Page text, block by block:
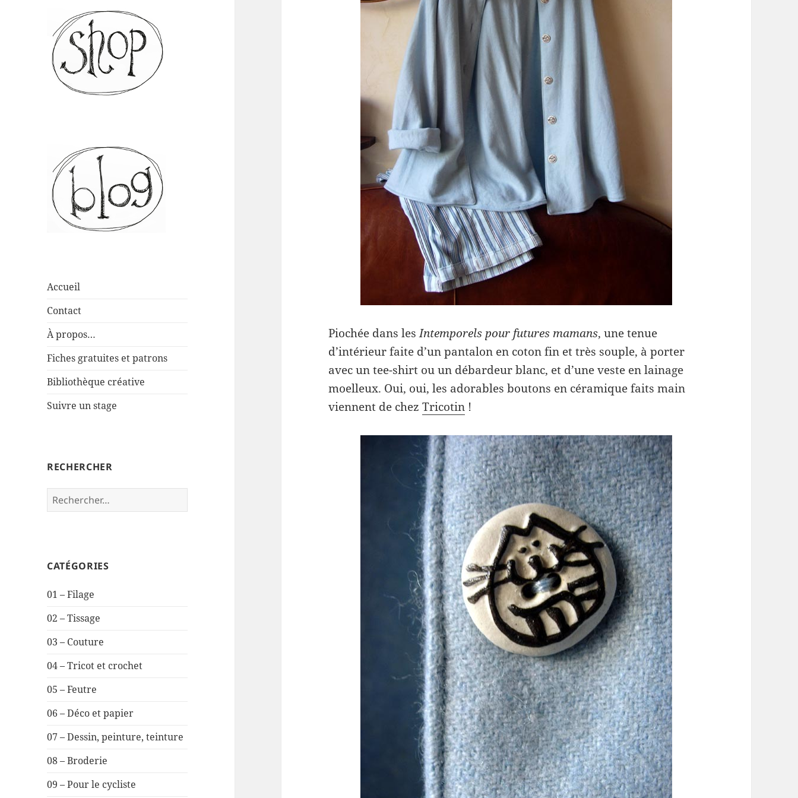
Accueil
Contact
À propos…
Fiches gratuites et patrons
Bibliothèque créative
Suivre un stage
RECHERCHER
Rechercher :
CATÉGORIES
01 – Filage
02 – Tissage
03 – Couture
04 – Tricot et crochet
05 – Feutre
06 – Déco et papier
07 – Dessin, peinture, teinture
08 – Broderie
09 – Pour le cycliste
Piochée dans lesIntemporels pour futures mamans, une tenue
d’intérieur faite d’un pantalon en coton fin et très souple, à porter
avec un tee-shirt ou un débardeur blanc, et d’une veste en lainage
moelleux. Oui, oui, les adorables boutons en céramique faits main
viennent de chezTricotin !